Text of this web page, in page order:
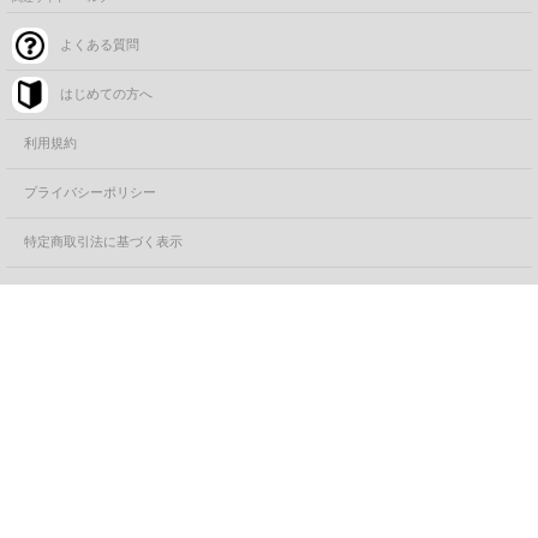
よくある質問
はじめての方へ
利用規約
プライバシーポリシー
特定商取引法に基づく表示